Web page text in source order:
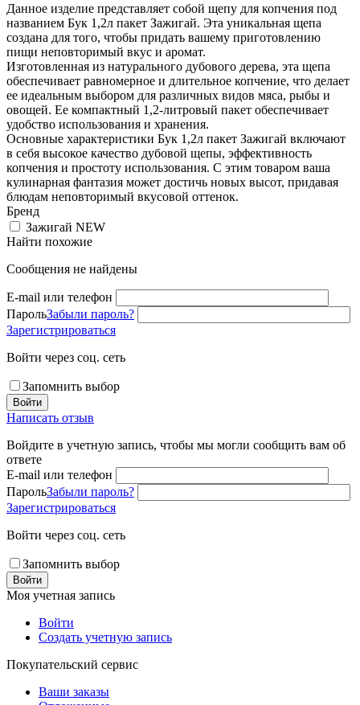
Данное изделие представляет собой щепу для копчения под
названием Бук 1,2л пакет Зажигай. Эта уникальная щепа
создана для того, чтобы придать вашему приготовлению
пищи неповторимый вкус и аромат.
Изготовленная из натурального дубового дерева, эта щепа
обеспечивает равномерное и длительное копчение, что делает
ее идеальным выбором для различных видов мяса, рыбы и
овощей. Ее компактный 1,2-литровый пакет обеспечивает
удобство использования и хранения.
Основные характеристики Бук 1,2л пакет Зажигай включают
в себя высокое качество дубовой щепы, эффективность
копчения и простоту использования. С этим товаром ваша
кулинарная фантазия может достичь новых высот, придавая
блюдам неповторимый вкусовой оттенок.
Бренд
Зажигай NEW
Найти похожие
Сообщения не найдены
E-mail или телефон
ПарольЗабыли пароль?
Зарегистрироваться
Войти через соц. сеть
Запомнить выбор
Войти
Написать отзыв
Войдите в учетную запись, чтобы мы могли сообщить вам об
ответе
E-mail или телефон
ПарольЗабыли пароль?
Зарегистрироваться
Войти через соц. сеть
Запомнить выбор
Войти
Моя учетная запись
Войти
Создать учетную запись
Покупательский сервис
Ваши заказы